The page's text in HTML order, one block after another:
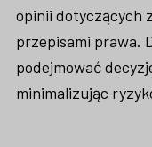
opinii dotyczących
przepisami prawa.
podejmować
minimalizując